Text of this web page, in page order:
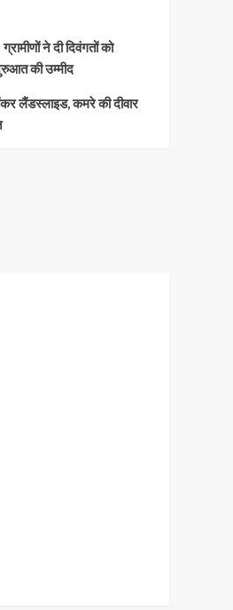
ने दी दिवंगतों को
की उम्मीद
लैंडस्लाइड, कमरे की दीवार